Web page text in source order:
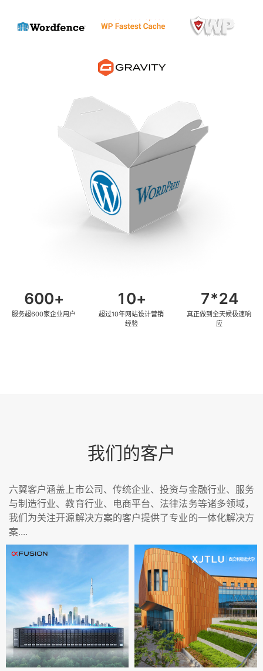
600
服务超600家企业用户
10
超过10年网站设计营销
经验
7
真正做到全天候极速响
应
我们的客户
六翼客户涵盖上市公司、传统企业、投资与金融行业、服务
与制造行业、教育行业、电商平台、法律法务等诸多领域，
我们为关注开源解决方案的客户提供了专业的一体化解决方
案....